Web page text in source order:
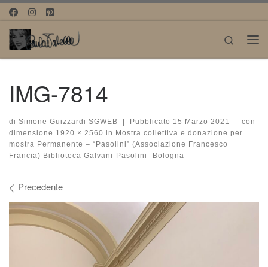
Passa al contenuto
Search
IMG-7814
di Simone Guizzardi SGWEB Pubblicato 15 Marzo 2021 -
con
dimensione 1920 × 2560 in Mostra collettiva e donazione per
mostra Permanente – “Pasolini” (Associazione Francesco
Francia) Biblioteca Galvani-Pasolini- Bologna
Navigazione immagini
Precedente